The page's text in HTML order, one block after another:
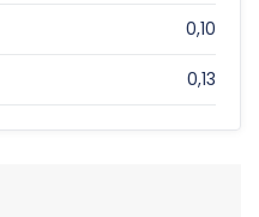
0,10
0,13